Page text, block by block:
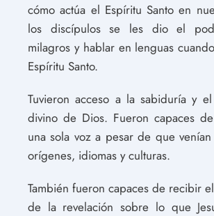
cómo actúa el Espíritu Santo en
los discípulos se les dio el
milagros y hablar en lenguas
Espíritu Santo.
Tuvieron acceso a la sabiduría y
divino de Dios. Fueron capaces
una sola voz a pesar de que
orígenes, idiomas y culturas.
También fueron capaces de recibir
de la revelación sobre lo que